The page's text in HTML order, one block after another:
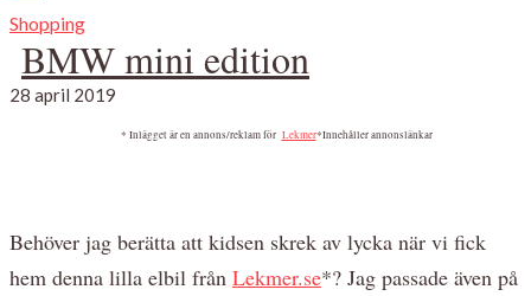
Shopping
BMW mini edition
28 april 2019
* Inlägget är en annons/reklam för Lekmer*Innehåller annonslänkar
Behöver jag berätta att kidsen skrek av lycka när vi fick
hem denna lilla elbil från Lekmer.se*? Jag passade även på